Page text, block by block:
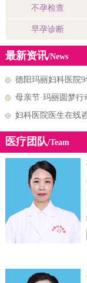
不孕检查
早孕诊断
最新资讯/News
德阳玛丽妇科医院
母亲节·玛丽圆梦行
妇科医院医生在线
医疗团队/Team